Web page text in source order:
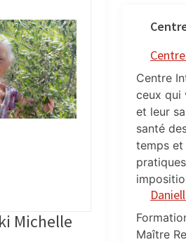
Michelle
Centre
ceux qui
et leur
santé
temps et
Maître